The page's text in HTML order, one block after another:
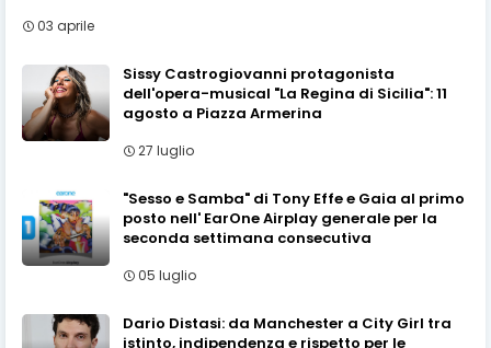
03 aprile
Sissy Castrogiovanni protagonista
dell'opera-musical "La Regina di Sicilia": 11
agosto a Piazza Armerina
27 luglio
"Sesso e Samba" di Tony Effe e Gaia al primo
posto nell' EarOne Airplay generale per la
seconda settimana consecutiva
05 luglio
Dario Distasi: da Manchester a City Girl tra
istinto, indipendenza e rispetto per le